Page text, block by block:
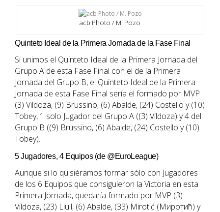
acb Photo / M. Pozo
Quinteto Ideal de la Primera Jornada de la Fase Final
Si unimos el Quinteto Ideal de la Primera Jornada del
Grupo A de esta Fase Final con el de la Primera
Jornada del Grupo B, el Quinteto Ideal de la Primera
Jornada de esta Fase Final sería el formado por MVP
(3) Vildoza, (9) Brussino, (6) Abalde, (24) Costello y (10)
Tobey, 1 solo Jugador del Grupo A ((3) Vildoza) y 4 del
Grupo B ((9) Brussino, (6) Abalde, (24) Costello y (10)
Tobey).
5 Jugadores, 4 Equipos (de @EuroLeague)
Aunque si lo quisiéramos formar sólo con Jugadores
de los 6 Equipos que consiguieron la Victoria en esta
Primera Jornada, quedaría formado por MVP (3)
Vildoza, (23) Llull, (6) Abalde, (33) Mirotić (Миротић) y